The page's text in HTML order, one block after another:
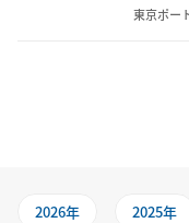
東京ポー
2026年 2025年